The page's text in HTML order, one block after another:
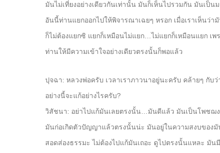
มันไม่เที่ยงอย่างเดียวกันเท่านั้น มันก็เห็นไปรวมกัน มันเป็
อันนี้ท่านแยกออกไปให้พิจารณาเฉยๆ หรอก เมื่อเราเห็นว่า
ก็ไม่ต้องแยกซิ แยกก็เหมือนไม่แยก…ไม่แยกก็เหมือนแยก เ
ท่านให้มีความเข้าใจอย่างเดียวตรงนั้นก็พอแล้ว
ปุจฉา: หลวงพ่อครับ เวลาเราภาวนาอยู่นะครับ คล้ายๆ กับ
อย่างนี้จะแก้อย่างไรครับ?
วิสัชนา: อย่าไปแก้มันเลยตรงนั้น…มันดีแล้ว มันเป็นโพชฌง
มันก่อเกิดตัวปัญญาแล้วตรงนั้นน่ะ มันอยู่ในความสงบของ
สอดส่องธรรมะ ไม่ต้องไปแก้มันเถอะ ดูไปตรงนั้นแหละ มั